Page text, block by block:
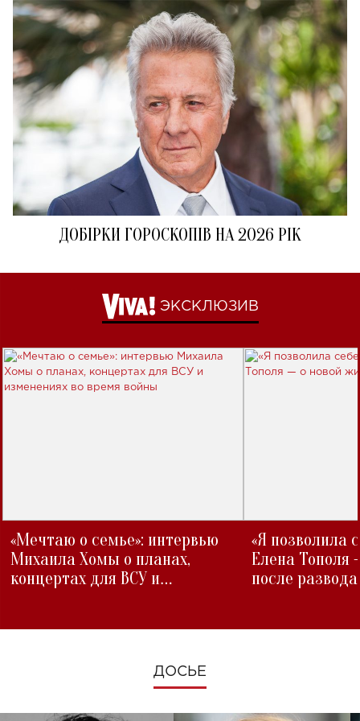
ДОБІРКИ ГОРОСКОПІВ НА 2026 РІК
ЭКСКЛЮЗИВ
«Мечтаю о семье»: интервью
Михаила Хомы о планах,
концертах для ВСУ и
«Я позволила
Елена Тополя
после развода
ДОСЬЕ